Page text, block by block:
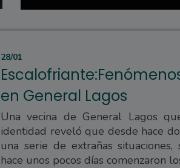
28/01
en General Lagos
Una vecina de General Lagos
identidad reveló que desde hace
una serie de extrañas
hace unos pocos días comenzaron